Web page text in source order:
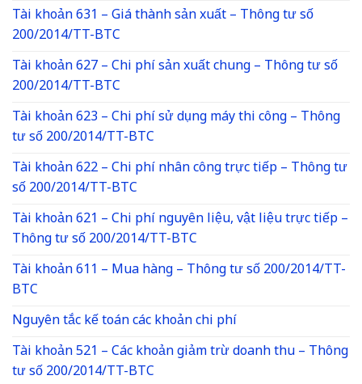
Tài khoản 631 – Giá thành sản xuất – Thông tư số
200/2014/TT-BTC
Tài khoản 627 – Chi phí sản xuất chung – Thông tư số
200/2014/TT-BTC
Tài khoản 623 – Chi phí sử dụng máy thi công – Thông
tư số 200/2014/TT-BTC
Tài khoản 622 – Chi phí nhân công trực tiếp – Thông tư
số 200/2014/TT-BTC
Tài khoản 621 – Chi phí nguyên liệu, vật liệu trực tiếp –
Thông tư số 200/2014/TT-BTC
Tài khoản 611 – Mua hàng – Thông tư số 200/2014/TT-
BTC
Nguyên tắc kế toán các khoản chi phí
Tài khoản 521 – Các khoản giảm trừ doanh thu – Thông
tư số 200/2014/TT-BTC